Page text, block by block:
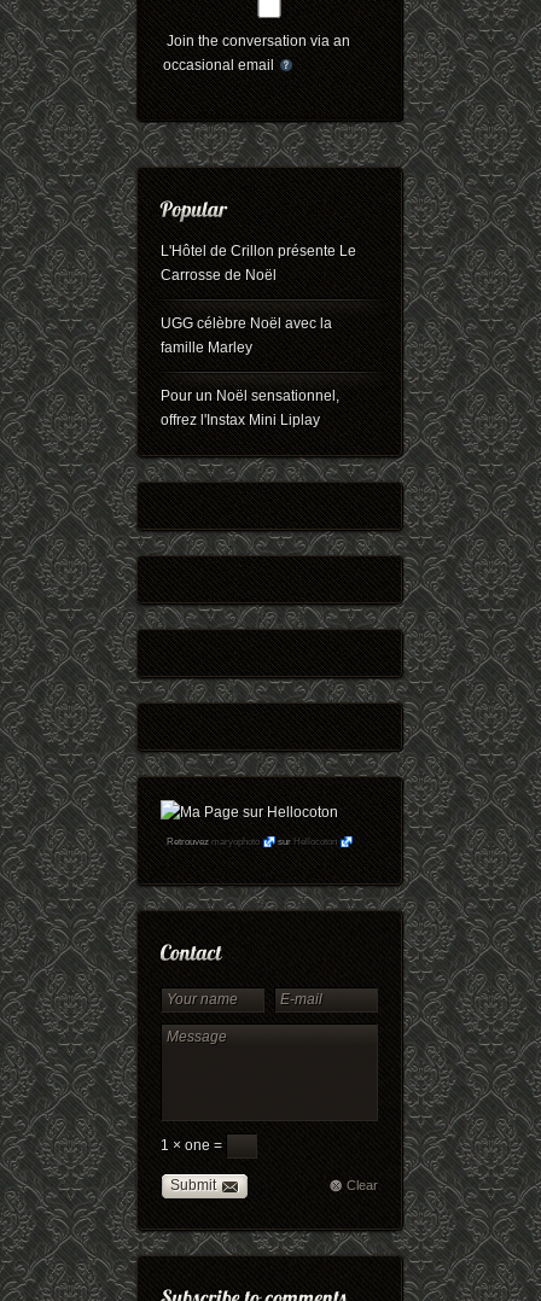
Join the conversation via an
occasional email
L'Hôtel de Crillon présente Le
Carrosse de Noël
UGG célèbre Noël avec la
famille Marley
Pour un Noël sensationnel,
offrez l'Instax Mini Liplay
Retrouvezmaryophoto surHellocoton
1 × one =
Submit Clear